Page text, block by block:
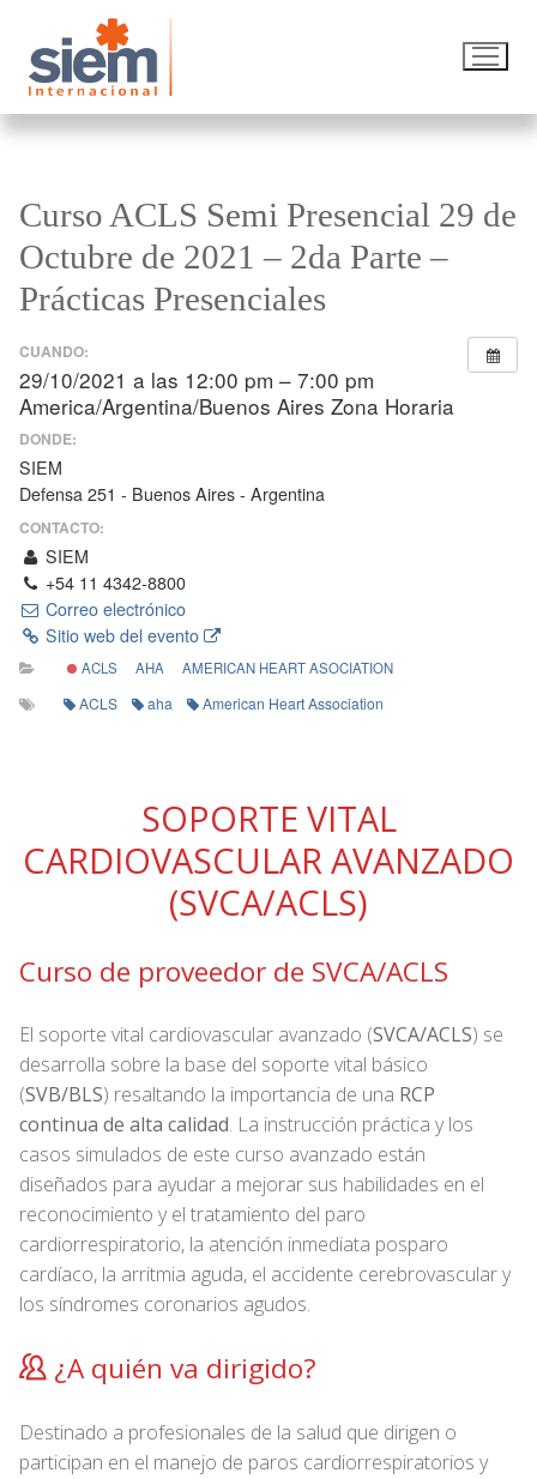
Curso ACLS Semi Presencial 29 de
Octubre de 2021 – 2da Parte –
Prácticas Presenciales
CUANDO:
29/10/2021 a las 12:00 pm – 7:00 pm
America/Argentina/Buenos Aires Zona Horaria
DONDE:
SIEM
Defensa 251 - Buenos Aires - Argentina
CONTACTO:
SIEM
+54 11 4342-8800
Correo electrónico
Sitio web del evento
ACLS AHA AMERICAN HEART ASOCIATION
ACLS aha American Heart Association
SOPORTE VITAL
CARDIOVASCULAR AVANZADO
(SVCA/ACLS)
Curso de proveedor de SVCA/ACLS
El soporte vital cardiovascular avanzado (SVCA/ACLS) se
desarrolla sobre la base del soporte vital básico
(SVB/BLS) resaltando la importancia de una RCP
continua de alta calidad. La instrucción práctica y los
casos simulados de este curso avanzado están
diseñados para ayudar a mejorar sus habilidades en el
reconocimiento y el tratamiento del paro
cardiorrespiratorio, la atención inmediata posparo
cardíaco, la arritmia aguda, el accidente cerebrovascular y
los síndromes coronarios agudos.
¿A quién va dirigido?
Destinado a profesionales de la salud que dirigen o
participan en el manejo de paros cardiorrespiratorios y